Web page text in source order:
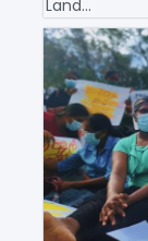
Land...